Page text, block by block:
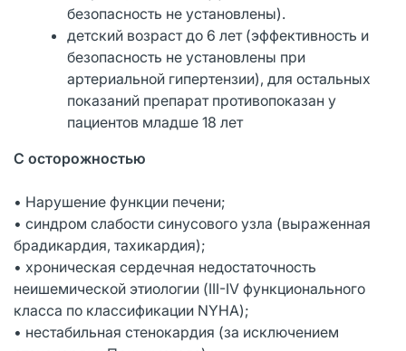
безопасность не установлены).
детский возраст до 6 лет (эффективность и
безопасность не установлены при
артериальной гипертензии), для остальных
показаний препарат противопоказан у
пациентов младше 18 лет
С осторожностью
• Нарушение функции печени;
• синдром слабости синусового узла (выраженная
брадикардия, тахикардия);
• хроническая сердечная недостаточность
неишемической этиологии (III-IV функционального
класса по классификации NYHA);
• нестабильная стенокардия (за исключением